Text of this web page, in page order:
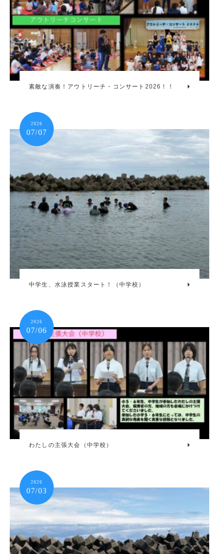
素敵な演奏！アウトリーチ・コンサート2026！！
2026
07/07
中学生、水泳授業スタート！（中学校）
2026
07/06
わたしの主張大会（中学校）
2026
07/03